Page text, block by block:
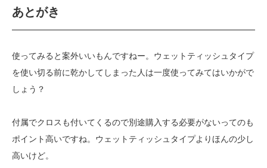
あとがき
使ってみると案外いいもんですねー。ウェットティッシュタイプ
を使い切る前に乾かしてしまった人は一度使ってみてはいかがで
しょう？
付属でクロスも付いてくるので別途購入する必要がないってのも
ポイント高いですね。ウェットティッシュタイプよりほんの少し
高いけど。